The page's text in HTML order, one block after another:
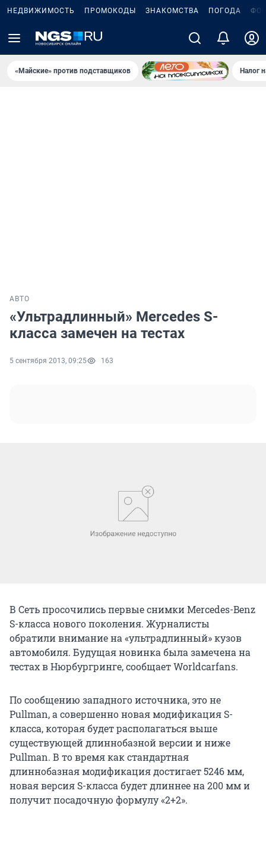
НЕДВИЖИМОСТЬ ПРОМОКОДЫ ЗНАКОМСТВА ПОГОДА
«Майские» против подставщиков Налог
АВТО
«Ультрадлинный» Mercedes S-
класса замечен на тестах
5 сентября 2013, 09:25 163
В Сеть просочились первые снимки Mercedes-Benz
S-класса нового поколения. Журналисты
обратили внимание на «ультрадлинный» кузов
автомобиля. Будущая новинка была замечена на
тестах в Нюрбургринге, сообщает Worldcarfans.
По сообщению западного источника, это не
Pullman, а совершенно новая модификация S-
класса, которая будет располагаться выше
существующей длиннобазной версии и ниже
Pullman. В то время как стандартная
длиннобазная модификация достигает 5246 мм,
новая версия S-класса будет длиннее на 200 мм и
получит посадочную формулу «2+2».